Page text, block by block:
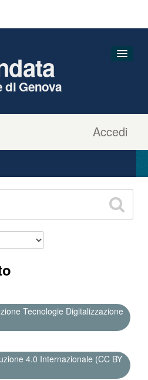
Accedi
di Genova
Tecnologie Digitalizzazione
4.0 Internazionale (CC BY